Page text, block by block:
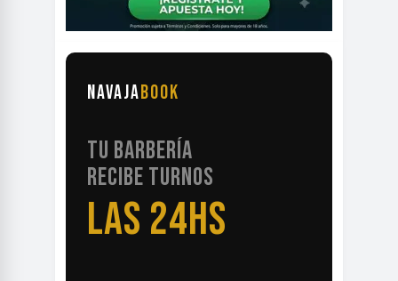
NAVAJABOOK
TU BARBERÍA
RECIBE TURNOS
LAS 24HS